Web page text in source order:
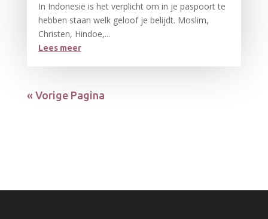
In Indonesië is het verplicht om in je paspoort te
hebben staan welk geloof je belijdt. Moslim,
Christen, Hindoe,...
Lees meer
« Vorige Pagina